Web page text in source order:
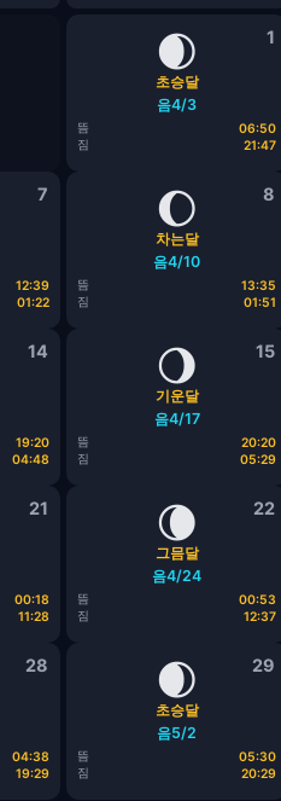
1
🌒
초승달
음4/3
뜸
06:50
짐
21:47
7
12:39
01:22
8
🌔
차는달
음4/10
뜸
13:35
짐
01:51
14
19:20
04:48
15
🌖
기운달
음4/17
뜸
20:20
짐
05:29
21
00:18
11:28
22
🌘
그믐달
음4/24
뜸
00:53
짐
12:37
28
04:38
19:29
29
🌒
초승달
음5/2
뜸
05:30
짐
20:29